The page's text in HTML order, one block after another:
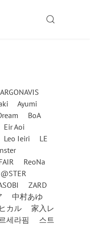
SEARCH
ARGONAVIS
Ayumi
BoA
Eir Aoi
Leo Ieiri
LE
ReoNa
ZARD
中村あゆ
カル
家入レ
세라핌
스트